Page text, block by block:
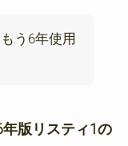
う6年使用
版リスティ1の